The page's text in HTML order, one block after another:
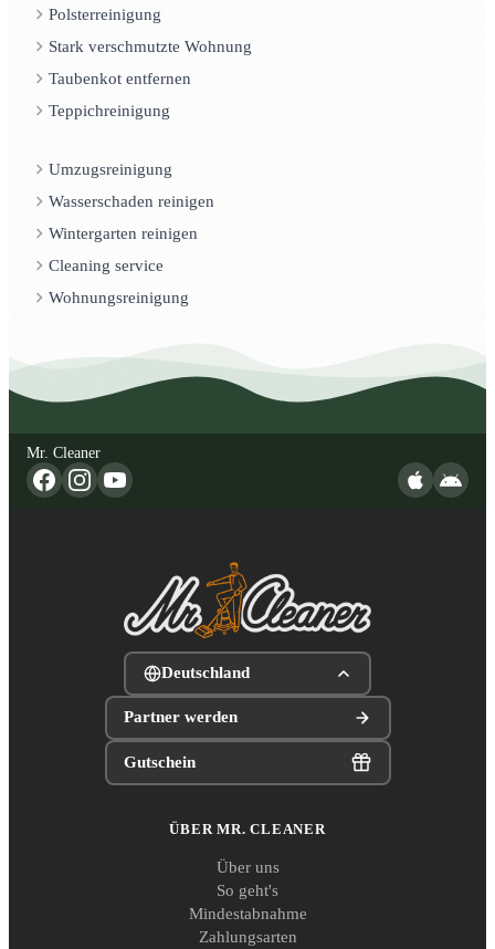
Polsterreinigung
Stark verschmutzte Wohnung
Taubenkot entfernen
Teppichreinigung
Umzugsreinigung
Wasserschaden reinigen
Wintergarten reinigen
Cleaning service
Wohnungsreinigung
Mr. Cleaner
Deutschland
Partner werden
Gutschein
ÜBER MR. CLEANER
Über uns
So geht's
Mindestabnahme
Zahlungsarten